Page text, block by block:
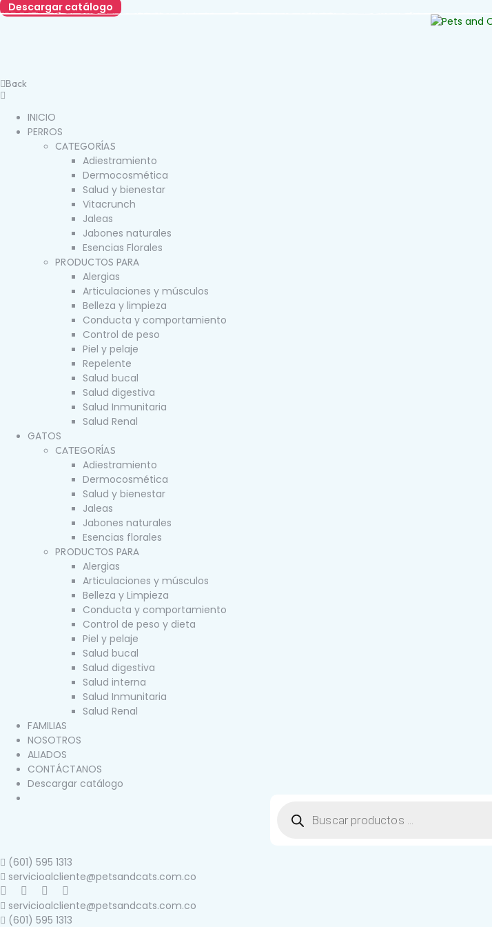
Descargar catálogo
Back
INICIO
PERROS
CATEGORÍAS
Adiestramiento
Dermocosmética
Salud y bienestar
Vitacrunch
Jaleas
Jabones naturales
Esencias Florales
PRODUCTOS PARA
Alergias
Articulaciones y músculos
Belleza y limpieza
Conducta y comportamiento
Control de peso
Piel y pelaje
Repelente
Salud bucal
Salud digestiva
Salud Inmunitaria
Salud Renal
GATOS
CATEGORÍAS
Adiestramiento
Dermocosmética
Salud y bienestar
Jaleas
Jabones naturales
Esencias florales
PRODUCTOS PARA
Alergias
Articulaciones y músculos
Belleza y Limpieza
Conducta y comportamiento
Control de peso y dieta
Piel y pelaje
Salud bucal
Salud digestiva
Salud interna
Salud Inmunitaria
Salud Renal
FAMILIAS
NOSOTROS
ALIADOS
CONTÁCTANOS
Descargar catálogo
(601) 595 1313
servicioalcliente@petsandcats.com.co
servicioalcliente@petsandcats.com.co
(601) 595 1313